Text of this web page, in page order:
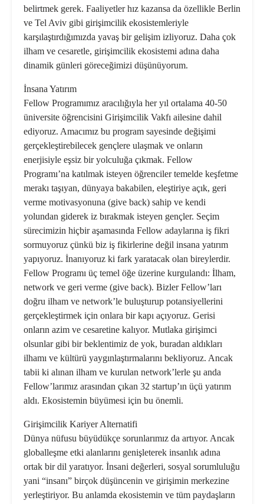
belirtmek gerek. Faaliyetler hız kazansa da özellikle Berlin
ve Tel Aviv gibi girişimcilik ekosistemleriyle
karşılaştırdığımızda yavaş bir gelişim izliyoruz. Daha çok
ilham ve cesaretle, girişimcilik ekosistemi adına daha
dinamik günleri göreceğimizi düşünüyorum.
İnsana Yatırım
Fellow Programımız aracılığıyla her yıl ortalama 40-50
üniversite öğrencisini Girişimcilik Vakfı ailesine dahil
ediyoruz. Amacımız bu program sayesinde değişimi
gerçekleştirebilecek gençlere ulaşmak ve onların
enerjisiyle eşsiz bir yolculuğa çıkmak. Fellow
Programı’na katılmak isteyen öğrenciler temelde keşfetme
merakı taşıyan, dünyaya bakabilen, eleştiriye açık, geri
verme motivasyonuna (give back) sahip ve kendi
yolundan giderek iz bırakmak isteyen gençler. Seçim
sürecimizin hiçbir aşamasında Fellow adaylarına iş fikri
sormuyoruz çünkü biz iş fikirlerine değil insana yatırım
yapıyoruz. İnanıyoruz ki fark yaratacak olan bireylerdir.
Fellow Programı üç temel öğe üzerine kurgulandı: İlham,
network ve geri verme (give back). Bizler Fellow’ları
doğru ilham ve network’le buluşturup potansiyellerini
gerçekleştirmek için onlara bir kapı açıyoruz. Gerisi
onların azim ve cesaretine kalıyor. Mutlaka girişimci
olsunlar gibi bir beklentimiz de yok, buradan aldıkları
ilhamı ve kültürü yaygınlaştırmalarını bekliyoruz. Ancak
tabii ki alınan ilham ve kurulan network’lerle şu anda
Fellow’larımız arasından çıkan 32 startup’ın üçü yatırım
aldı. Ekosistemin büyümesi için bu önemli.
Girişimcilik Kariyer Alternatifi
Dünya nüfusu büyüdükçe sorunlarımız da artıyor. Ancak
globalleşme etki alanlarını genişleterek insanlık adına
ortak bir dil yaratıyor. İnsani değerleri, sosyal sorumluluğu
yani “insanı” birçok düşüncenin ve girişimin merkezine
yerleştiriyor. Bu anlamda ekosistemin ve tüm paydaşların